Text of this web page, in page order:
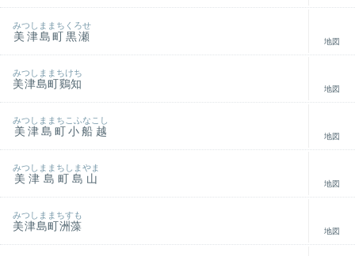
美津島町黒瀬
みつしままちくろせ
地図
美津島町鷄知
みつしままちけち
地図
美津島町小船越
みつしままちこふなこし
地図
美津島町島山
みつしままちしまやま
地図
美津島町洲藻
みつしままちすも
地図